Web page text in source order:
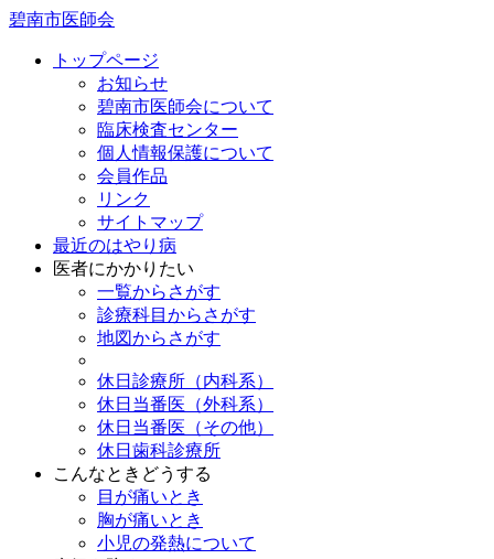
碧南市医師会
トップページ
お知らせ
碧南市医師会について
臨床検査センター
個人情報保護について
会員作品
リンク
サイトマップ
最近のはやり病
医者にかかりたい
一覧からさがす
診療科目からさがす
地図からさがす
休日診療所（内科系）
休日当番医（外科系）
休日当番医（その他）
休日歯科診療所
こんなときどうする
目が痛いとき
胸が痛いとき
小児の発熱について